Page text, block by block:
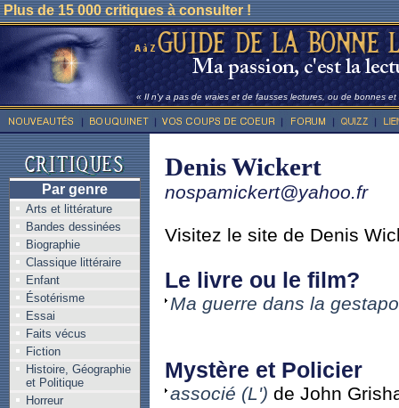
Plus de 15 000 critiques à consulter !
« Il n'y a pas de vraies et de fausses lectures, ou de bonnes
Par genre
Arts et littérature
Bandes dessinées
Biographie
Classique littéraire
Enfant
Ésotérisme
Essai
Faits vécus
Fiction
Histoire, Géographie
et Politique
Horreur
Denis Wickert
nospamickert@yahoo.fr
Visitez le site de Denis
Le livre ou le film?
Ma guerre dans la gestapo
Mystère et Policier
associé (L') de John